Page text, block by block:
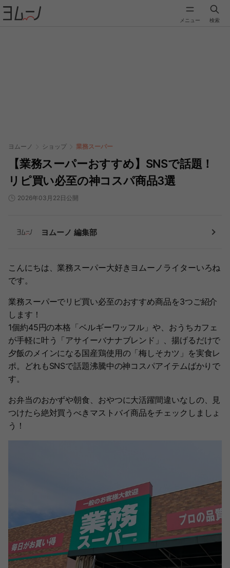
メニュー 検索
ヨムーノ ショップ 業務スーパー
【業務スーパーおすすめ】SNSで話題！
リピ買い必至の神コスパ商品3選
2026年03月22日公開
ヨムーノ 編集部
こんにちは、業務スーパー大好きヨムーノライターいろね
です。
業務スーパーでリピ買い必至のおすすめ商品を3つご紹介
します！
1個約45円の本格「ベルギーワッフル」や、おうちカフェ
が手軽に叶う「アサイーバナナブレンド」、揚げるだけで
夕飯のメインになる国産鶏使用の「梅しそカツ」を実食レ
ポ。どれもSNSで話題沸騰中の神コスパアイテムばかりで
す。
お弁当のおかずや朝食、おやつに大活躍間違いなしの、見
つけたら絶対買うべきマストバイ商品をチェックしましょ
う！